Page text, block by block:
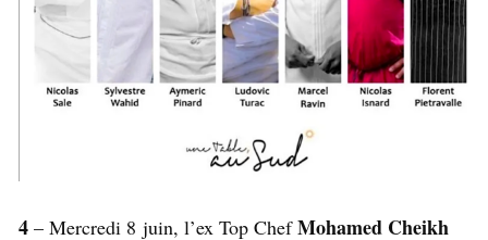
4 – Mercredi 8 juin, l’ex Top ChefMohamed Cheikh